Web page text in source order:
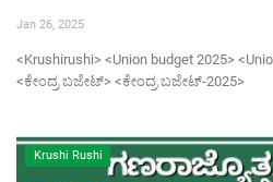
Jan 26, 2025
<Krushirushi> <Union budget 2025>
<ಕೇಂದ್ರ ಬಜೇಟ್> <ಕೇಂದ್ರ ಬಜೇಟ್-2025>
Krushi Rushi